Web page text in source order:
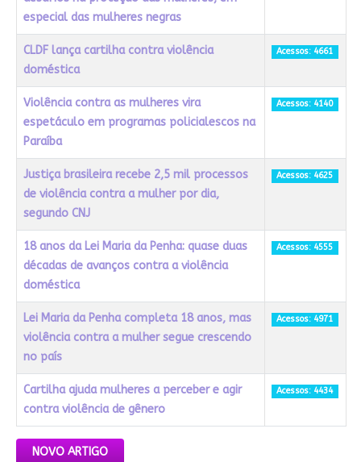
especial das mulheres negras
CLDF lança cartilha contra violência
doméstica
Acessos: 4661
Violência contra as mulheres vira
espetáculo em programas policialescos na
Paraíba
Acessos: 4140
Justiça brasileira recebe 2,5 mil processos
de violência contra a mulher por dia,
segundo CNJ
Acessos: 4625
18 anos da Lei Maria da Penha: quase duas
décadas de avanços contra a violência
doméstica
Acessos: 4555
Lei Maria da Penha completa 18 anos, mas
violência contra a mulher segue crescendo
no país
Acessos: 4971
Cartilha ajuda mulheres a perceber e agir
contra violência de gênero
Acessos: 4434
NOVO ARTIGO